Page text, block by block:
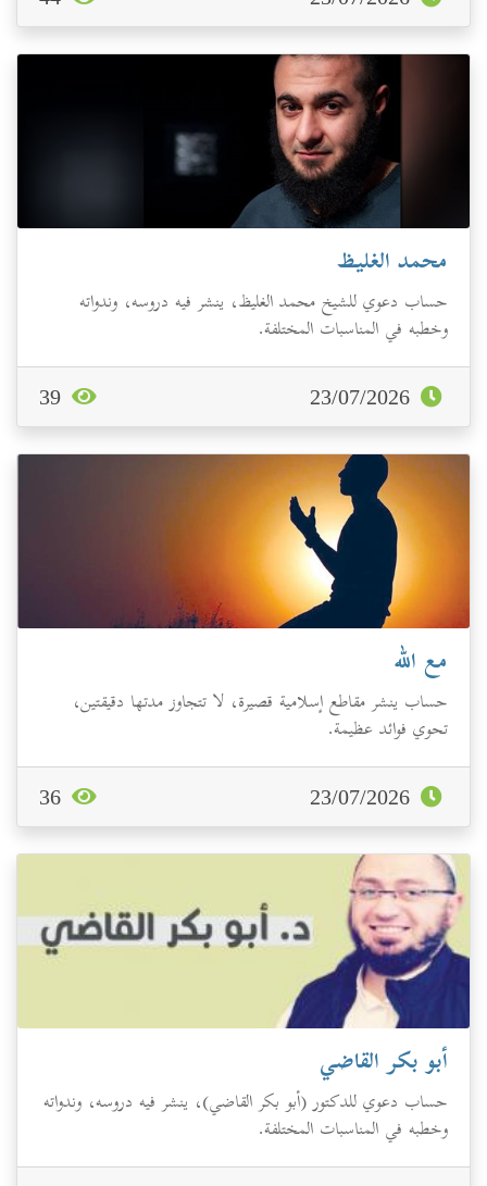
محمد الغليظ
حساب دعوي للشيخ محمد الغليظ، ينشر فيه دروسه، وندواته
وخطبه في المناسبات المختلفة.
مع الله
حساب ينشر مقاطع إسلامية قصيرة، لا تتجاوز مدتها دقيقتين،
تحوي فوائد عظيمة.
أبو بكر القاضي
حساب دعوي للدكتور (أبو بكر القاضي)، ينشر فيه دروسه، وندواته
وخطبه في المناسبات المختلفة.